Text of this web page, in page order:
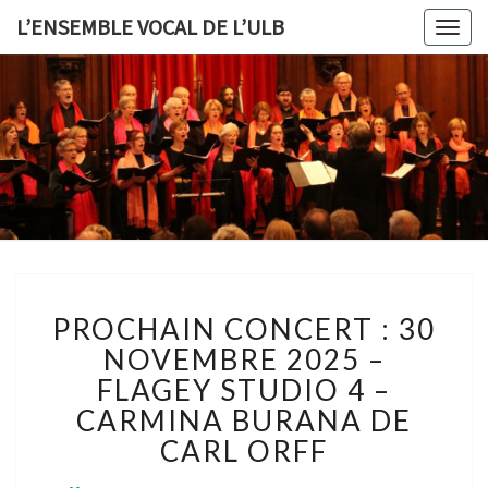
L’ENSEMBLE VOCAL DE L’ULB
VOCAL
L’ULB
CONCERT
:
30
NOVEMBRE
2025
–
PROCHAIN CONCERT : 30
NOVEMBRE 2025 –
FLAGEY STUDIO 4 –
CARMINA BURANA DE
CARL ORFF